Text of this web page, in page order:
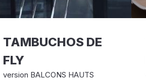
TAMBUCHOS DE
FLY
version BALCONS HAUTS